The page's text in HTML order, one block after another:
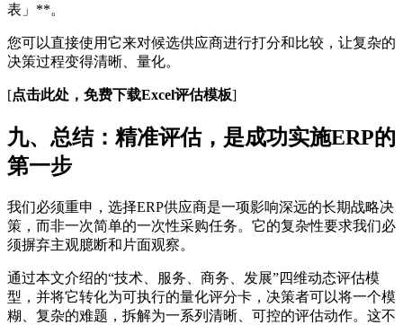
表」**。
您可以直接使用它来对候选供应商进行打分和比较，让复杂的
决策过程变得清晰、量化。
[点击此处，免费下载Excel评估模板]
九、总结：精准评估，是成功实施ERP的
第一步
我们必须重申，选择ERP供应商是一项影响深远的长期战略决
策，而非一次简单的一次性采购任务。它的复杂性要求我们必
须摒弃主观臆断和片面观察。
通过本文介绍的“技术、服务、商务、发展”四维动态评估模
型，并将它转化为可执行的量化评分卡，决策者可以将一个模
糊、复杂的难题，拆解为一系列清晰、可控的评估动作。这不